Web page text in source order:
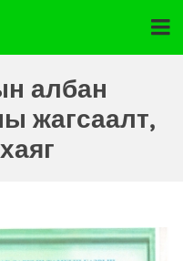
албан
жагсаалт,